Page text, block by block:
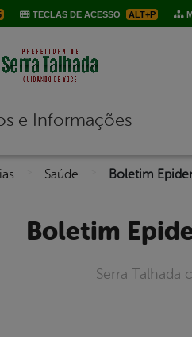
TECLAS DE ACESSO ALT+P
de navegação
e Informações
Saúde
Boletim
Serra Talhada